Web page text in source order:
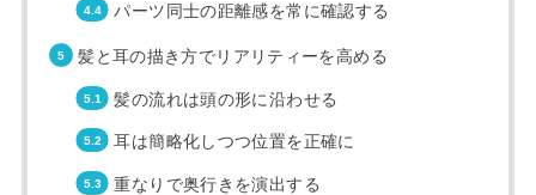
パーツ同士の距離感を常に確認する
髪と耳の描き方でリアリティーを高める
髪の流れは頭の形に沿わせる
耳は簡略化しつつ位置を正確に
重なりで奥行きを演出する